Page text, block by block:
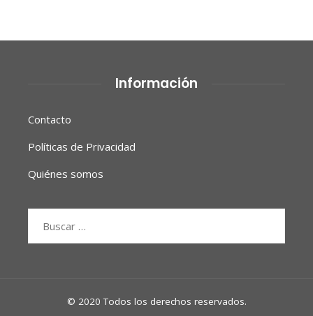
Información
Contacto
Políticas de Privacidad
Quiénes somos
© 2020 Todos los derechos reservados.